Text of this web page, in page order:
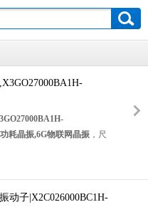
耗晶振,6G物联网晶振 ，尺
振，无源贴片晶振，四脚无
体，环保晶振，3225mm贴
动子|X2C026000BC1H-